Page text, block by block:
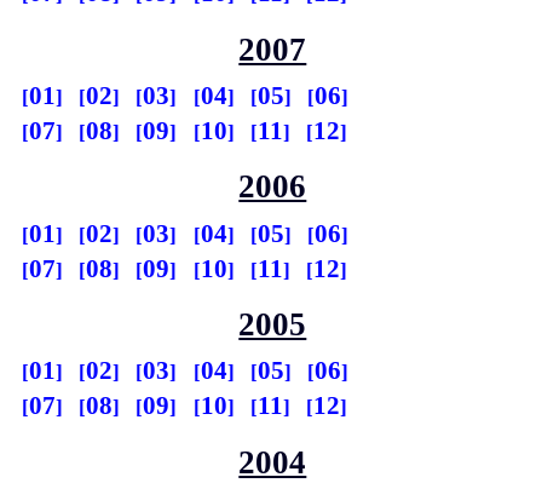
2007
01 02 03 04 05
06
07
08 09 10 11 12
2006
01 02 03 04 05
06
07
08 09 10 11 12
2005
01 02 03 04 05
06
07
08 09 10 11 12
2004